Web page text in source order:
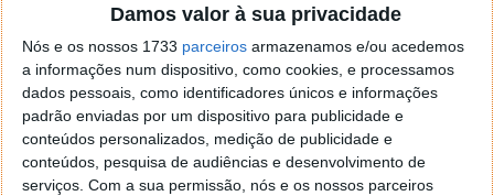
Damos valor à sua privacidade
Nós e os nossos 1733 parceiros armazenamos e/ou acedemos
a informações num dispositivo, como cookies, e processamos
dados pessoais, como identificadores únicos e informações
padrão enviadas por um dispositivo para publicidade e
conteúdos personalizados, medição de publicidade e
conteúdos, pesquisa de audiências e desenvolvimento de
serviços. Com a sua permissão, nós e os nossos parceiros
Black Pearl - A nova marca da SK Hynix
para atacar o mercado dos sensores CMOS